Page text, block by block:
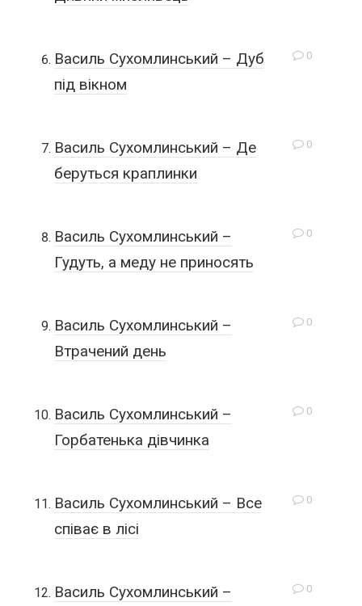
0
Василь Сухомлинський – Дуб
під вікном
0
Василь Сухомлинський – Де
беруться краплинки
0
Василь Сухомлинський –
Гудуть, а меду не приносять
0
Василь Сухомлинський –
Втрачений день
0
Василь Сухомлинський –
Горбатенька дівчинка
0
Василь Сухомлинський – Все
співає в лісі
0
Василь Сухомлинський –